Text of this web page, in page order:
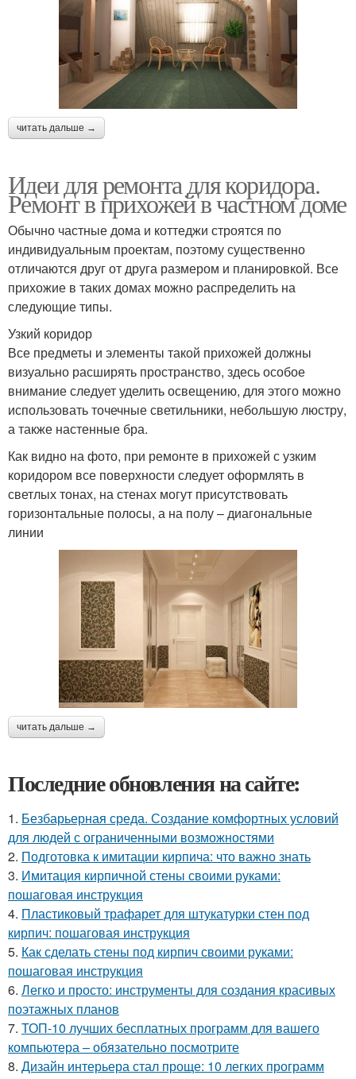
читать дальше →
Идеи для ремонта для коридора.
Ремонт в прихожей в частном доме
Обычно частные дома и коттеджи строятся по
индивидуальным проектам, поэтому существенно
отличаются друг от друга размером и планировкой. Все
прихожие в таких домах можно распределить на
следующие типы.
Узкий коридор
Все предметы и элементы такой прихожей должны
визуально расширять пространство, здесь особое
внимание следует уделить освещению, для этого можно
использовать точечные светильники, небольшую люстру,
а также настенные бра.
Как видно на фото, при ремонте в прихожей с узким
коридором все поверхности следует оформлять в
светлых тонах, на стенах могут присутствовать
горизонтальные полосы, а на полу – диагональные
линии
читать дальше →
Последние обновления на сайте:
1. Безбарьерная среда. Создание комфортных условий
для людей с ограниченными возможностями
2. Подготовка к имитации кирпича: что важно знать
3. Имитация кирпичной стены своими руками:
пошаговая инструкция
4. Пластиковый трафарет для штукатурки стен под
кирпич: пошаговая инструкция
5. Как сделать стены под кирпич своими руками:
пошаговая инструкция
6. Легко и просто: инструменты для создания красивых
поэтажных планов
7. ТОП-10 лучших бесплатных программ для вашего
компьютера – обязательно посмотрите
8. Дизайн интерьера стал проще: 10 легких программ